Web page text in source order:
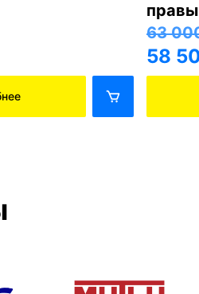
63
58